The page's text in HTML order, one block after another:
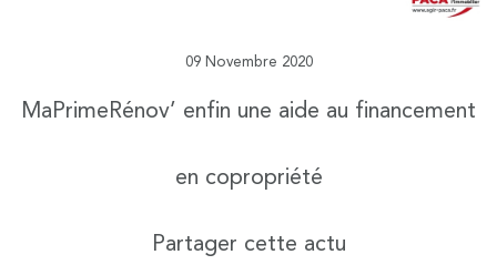
09 Novembre 2020
MaPrimeRénov’ enfin une aide au financement
en copropriété
Partager cette actu